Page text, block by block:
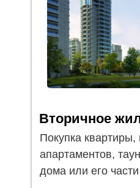
Вторичное
Покупка квартиры,
апартаментов,
дома или его части